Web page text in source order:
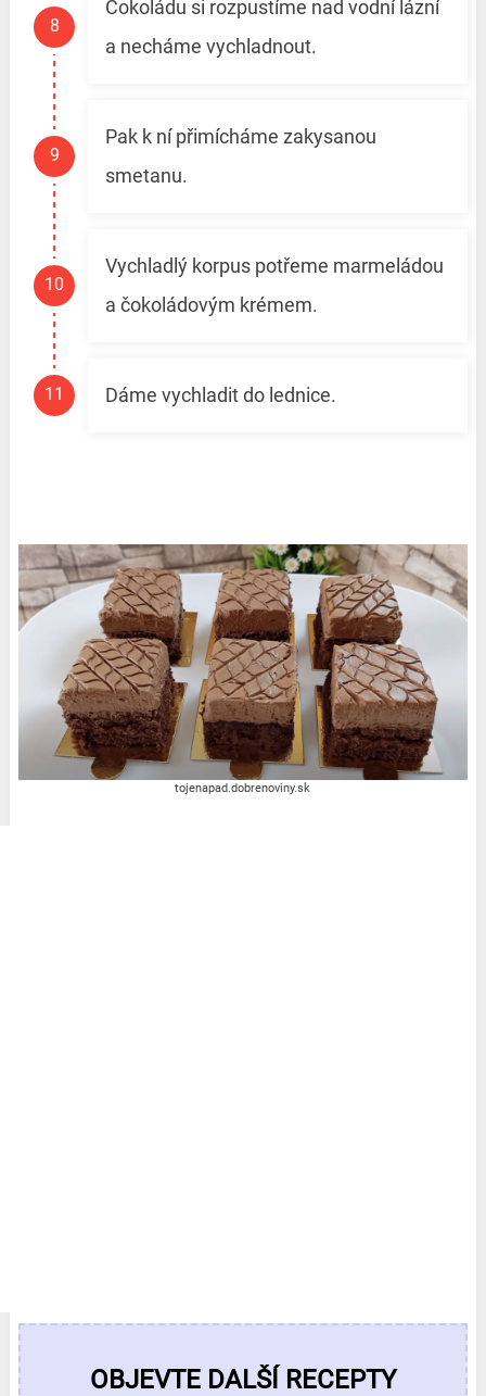
Čokoládu si rozpustíme nad vodní lázní
a necháme vychladnout.
Pak k ní přimícháme zakysanou
smetanu.
Vychladlý korpus potřeme marmeládou
a čokoládovým krémem.
Dáme vychladit do lednice.
tojenapad.dobrenoviny.sk
OBJEVTE DALŠÍ RECEPTY